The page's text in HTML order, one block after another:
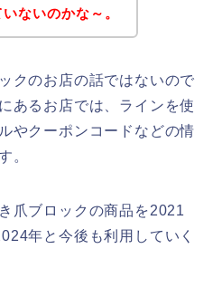
ないのかな～。
クのお店の話ではないので
あるお店では、ラインを使
やクーポンコードなどの情
。
爪ブロックの商品を2021
年と今後も利用していく